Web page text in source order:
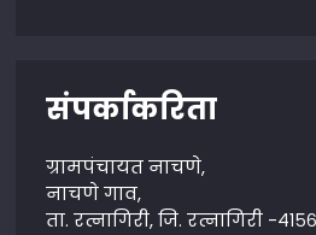
संपर्काकरिता
ग्रामपंचायत नाचणे,
नाचणे गाव,
ता. रत्नागिरी, जि. रत्नागिरी -